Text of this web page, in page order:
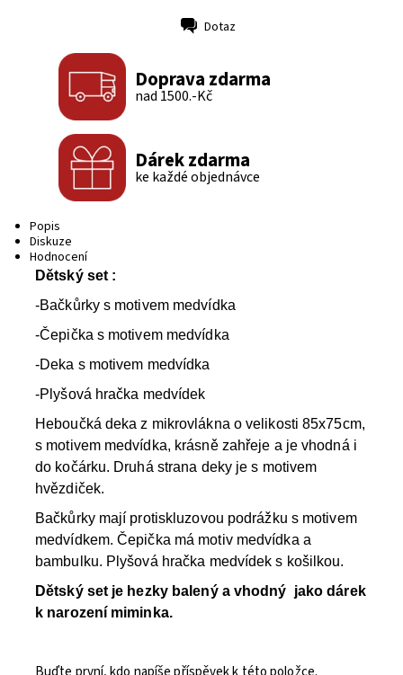
Dotaz
Doprava zdarma
nad 1500.-Kč
Dárek zdarma
ke každé objednávce
Popis
Diskuze
Hodnocení
Dětský set :
-Bačkůrky s motivem medvídka
-Čepička s motivem medvídka
-Deka s motivem medvídka
-Plyšová hračka medvídek
Heboučká deka z mikrovlákna o velikosti 85x75cm,
s motivem medvídka, krásně zahřeje a je vhodná i
do kočárku. Druhá strana deky je s motivem
hvězdiček.
Bačkůrky mají protiskluzovou podrážku s motivem
medvídkem. Čepička má motiv medvídka a
bambulku. Plyšová hračka medvídek s košilkou.
Dětský set je hezky balený a vhodný jako dárek
k narození miminka.